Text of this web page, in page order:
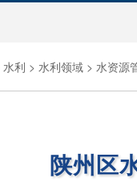
水利 > 水利领域 > 水资源
陕州区